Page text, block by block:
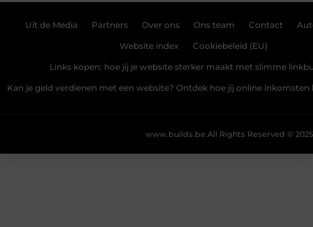
Uit de Media Partners Over ons Ons team Contact
Website index Cookiebeleid (EU)
Links kopen: hoe jij je website sterker maakt met slimme
Kan je geld verdienen met een website? Ontdek hoe jij online
All Rights Reserved © 2025
www.builds.be.